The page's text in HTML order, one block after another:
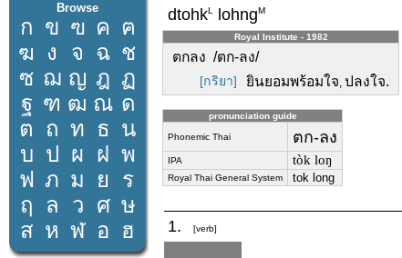
Browse
ก ข ฃ ค ฅ
ฆ ง จ ฉ ช
ซ ฌ ญ ฎ ฏ
ฐ ฑ ฒ ณ ด
ต ถ ท ธ น
บ ป ผ ฝ พ
ฟ ภ ม ย
ร
ฤ
ล ว ศ ษ
ส ห ฬ อ ฮ
dtohkL lohngM
Royal Institute - 1982
ตกลง /ตก-ลง/
[กริยา] ยินยอมพร้อมใจ, ปลงใจ.
pronunciation guide
Phonemic Thai ตก-ลง
IPA tòk loŋ
Royal Thai General System tok long
1. [verb]